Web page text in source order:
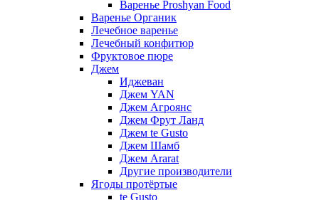
Варенье Proshyan Food
Варенье Органик
Лечебное варенье
Лечебный конфитюр
Фруктовое пюре
Джем
Иджеван
Джем YAN
Джем Агроянс
Джем Фрут Ланд
Джем te Gusto
Джем Шамб
Джем Ararat
Другие производители
Ягоды протёртые
te Gusto